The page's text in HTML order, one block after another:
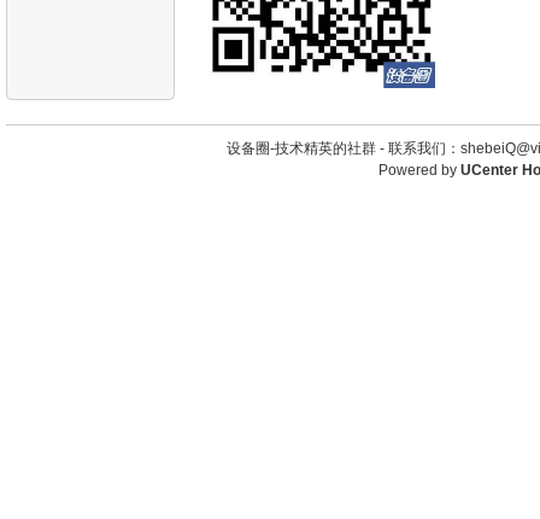
设备圈-技术精英的社群 - 联系我们：
Powered by UCenter